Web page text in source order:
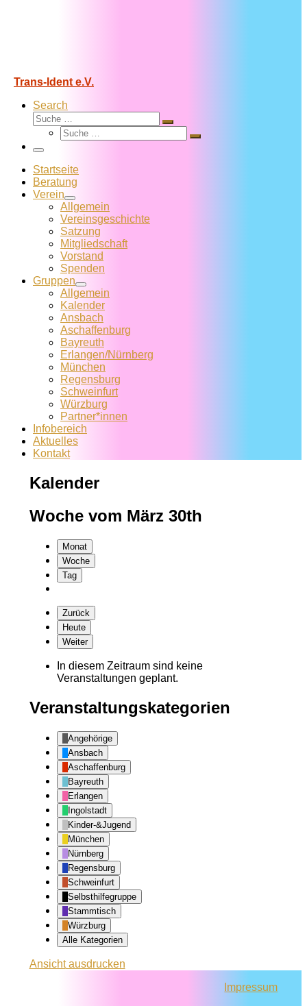
Trans-Ident e.V.
Search
Suche
Suche
Suche
Suche
Menü
Startseite
Beratung
Verein
Allgemein
Vereins­geschichte
Satzung
Mitglied­schaft
Vorstand
Spenden
Gruppen
Allgemein
Kalender
Ansbach
Aschaffenburg
Bayreuth
Erlangen/Nürnberg
München
Regensburg
Schweinfurt
Würzburg
Partner*innen
Infobereich
Aktuelles
Kontakt
Kalender
Woche vom März 30th
Monat
Woche
Tag
Zurück
Heute
Weiter
In diesem Zeitraum sind keine
Veranstaltungen geplant.
Veranstaltungskategorien
Angehörige
Ansbach
Aschaffenburg
Bayreuth
Erlangen
Ingolstadt
Kinder-&Jugend
München
Nürnberg
Regensburg
Schweinfurt
Selbsthilfegruppe
Stammtisch
Würzburg
Alle Kategorien
Ansichtausdrucken
Impressum